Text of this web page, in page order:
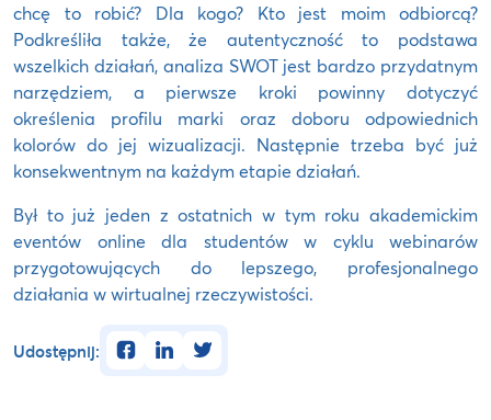
chcę to robić? Dla kogo? Kto jest moim odbiorcą?
Podkreśliła także, że autentyczność to podstawa
wszelkich działań, analiza SWOT jest bardzo przydatnym
narzędziem, a pierwsze kroki powinny dotyczyć
określenia profilu marki oraz doboru odpowiednich
kolorów do jej wizualizacji. Następnie trzeba być już
konsekwentnym na każdym etapie działań.
Był to już jeden z ostatnich w tym roku akademickim
eventów online dla studentów w cyklu webinarów
przygotowujących do lepszego, profesjonalnego
działania w wirtualnej rzeczywistości.
Udostępnij: facebooklinkedintwitter